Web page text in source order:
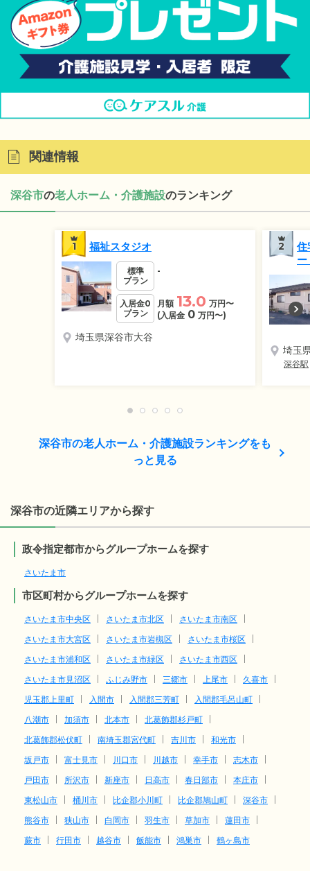
関連情報
深谷市の老人ホーム・介護施設のランキング
1 福祉スタジオ
標準
プラン
-
入居金0
プラン
月額 13.0 万円〜
(入居金 0 万円〜)
埼玉県深谷市大谷
2
住
ー
埼玉
深谷駅
深谷市の老人ホーム・介護施設ランキングをも
っと見る
深谷市の近隣エリアから探す
政令指定都市からグループホームを探す
さいたま市
市区町村からグループホームを探す
さいたま市中央区 さいたま市北区
さいたま市南区
さいたま市大宮区
さいたま市岩槻区
さいたま市桜区
さいたま市浦和区
さいたま市緑区
さいたま市西区
さいたま市見沼区
ふじみ野市 三郷市 上尾市
久喜市
児玉郡上里町
入間市 入間郡三芳町
入間郡毛呂山町
八潮市
加須市 北本市
北葛飾郡杉戸町
北葛飾郡松伏町
南埼玉郡宮代町 吉川市
和光市
坂戸市
富士見市 川口市 川越市 幸手市
志木市
戸田市
所沢市 新座市 日高市 春日部市
本庄市
東松山市
桶川市 比企郡小川町 比企郡鳩山町
深谷市
熊谷市
狭山市 白岡市 羽生市 草加市
蓮田市
蕨市
行田市 越谷市 飯能市 鴻巣市 鶴ヶ島市